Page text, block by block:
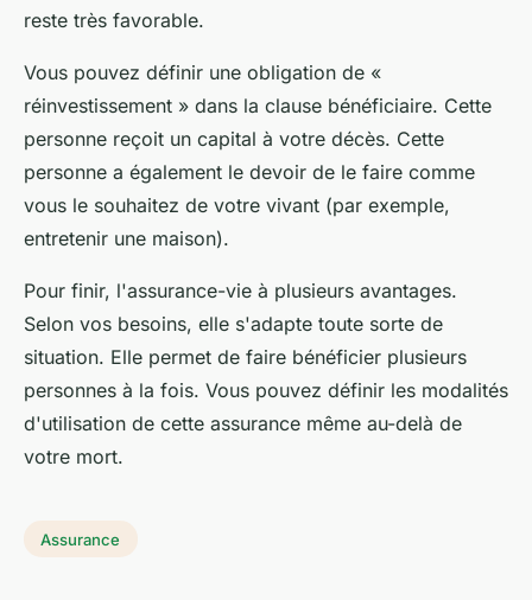
reste très favorable.
Vous pouvez définir une obligation de «
réinvestissement » dans la clause bénéficiaire. Cette
personne reçoit un capital à votre décès. Cette
personne a également le devoir de le faire comme
vous le souhaitez de votre vivant (par exemple,
entretenir une maison).
Pour finir, l'assurance-vie à plusieurs avantages.
Selon vos besoins, elle s'adapte toute sorte de
situation. Elle permet de faire bénéficier plusieurs
personnes à la fois. Vous pouvez définir les modalités
d'utilisation de cette assurance même au-delà de
votre mort.
Assurance